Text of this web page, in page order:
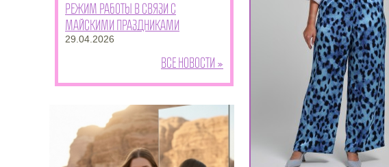
Режим работы в связи с
майскими праздниками
29.04.2026
Все новости »